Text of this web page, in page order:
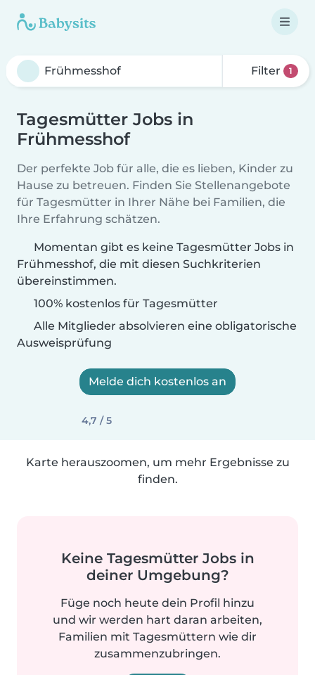
Filter 1
Tagesmütter Jobs in
Frühmesshof
Der perfekte Job für alle, die es lieben, Kinder zu
Hause zu betreuen. Finden Sie Stellenangebote
für Tagesmütter in Ihrer Nähe bei Familien, die
Ihre Erfahrung schätzen.
Momentan gibt es keine Tagesmütter Jobs in
Frühmesshof, die mit diesen Suchkriterien
übereinstimmen.
100% kostenlos für Tagesmütter
Alle Mitglieder absolvieren eine obligatorische
Ausweisprüfung
Melde dich kostenlos an
4,7 / 5
Karte herauszoomen, um mehr Ergebnisse zu
finden.
Keine Tagesmütter Jobs in
deiner Umgebung?
Füge noch heute dein Profil hinzu
und wir werden hart daran arbeiten,
Familien mit Tagesmüttern wie dir
zusammenzubringen.